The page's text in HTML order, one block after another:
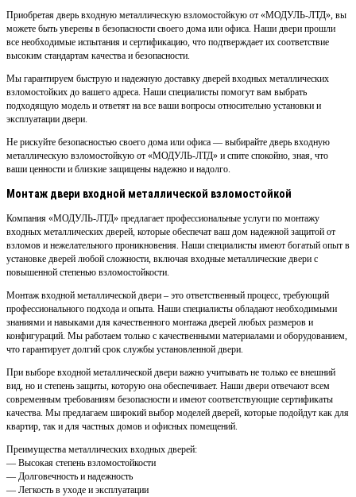
Приобретая дверь входную металлическую взломостойкую от «МОДУЛЬ-ЛТД», вы
можете быть уверены в безопасности своего дома или офиса. Наши двери прошли
все необходимые испытания и сертификацию, что подтверждает их соответствие
высоким стандартам качества и безопасности.
Мы гарантируем быструю и надежную доставку дверей входных металлических
взломостойких до вашего адреса. Наши специалисты помогут вам выбрать
подходящую модель и ответят на все ваши вопросы относительно установки и
эксплуатации двери.
Не рискуйте безопасностью своего дома или офиса — выбирайте дверь входную
металлическую взломостойкую от «МОДУЛЬ-ЛТД» и спите спокойно, зная, что
ваши ценности и близкие защищены надежно и надолго.
Монтаж двери входной металлической взломостойкой
Компания «МОДУЛЬ-ЛТД» предлагает профессиональные услуги по монтажу
входных металлических дверей, которые обеспечат ваш дом надежной защитой от
взломов и нежелательного проникновения. Наши специалисты имеют богатый опыт в
установке дверей любой сложности, включая входные металлические двери с
повышенной степенью взломостойкости.
Монтаж входной металлической двери – это ответственный процесс, требующий
профессионального подхода и опыта. Наши специалисты обладают необходимыми
знаниями и навыками для качественного монтажа дверей любых размеров и
конфигураций. Мы работаем только с качественными материалами и оборудованием,
что гарантирует долгий срок службы установленной двери.
При выборе входной металлической двери важно учитывать не только ее внешний
вид, но и степень защиты, которую она обеспечивает. Наши двери отвечают всем
современным требованиям безопасности и имеют соответствующие сертификаты
качества. Мы предлагаем широкий выбор моделей дверей, которые подойдут как для
квартир, так и для частных домов и офисных помещений.
Преимущества металлических входных дверей:
— Высокая степень взломостойкости
— Долговечность и надежность
— Легкость в уходе и эксплуатации